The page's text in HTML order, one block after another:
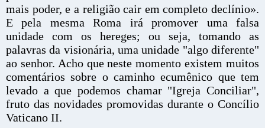
mais poder, e a religião cair em completo declínio».
E pela mesma Roma irá promover uma falsa
unidade com os hereges; ou seja, tomando as
palavras da visionária, uma unidade "algo diferente"
ao senhor. Acho que neste momento existem muitos
comentários sobre o caminho ecumênico que tem
levado a que podemos chamar "Igreja Conciliar",
fruto das novidades promovidas durante o Concílio
Vaticano II.